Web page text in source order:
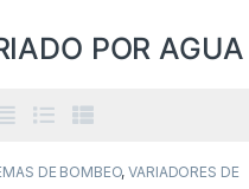
del producto
POR AGUA
DE BOMBEO,VARIADORES DE